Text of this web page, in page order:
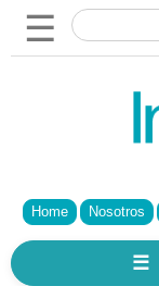
☰
Home Nosotros
☰